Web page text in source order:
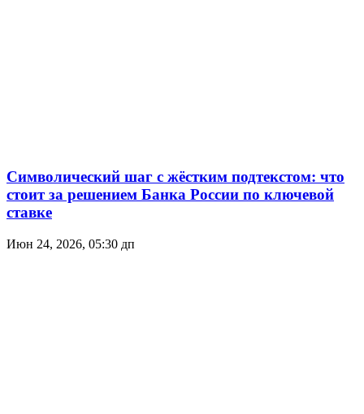
Символический шаг с жёстким подтекстом: что
стоит за решением Банка России по ключевой
ставке
Июн 24, 2026, 05:30 дп